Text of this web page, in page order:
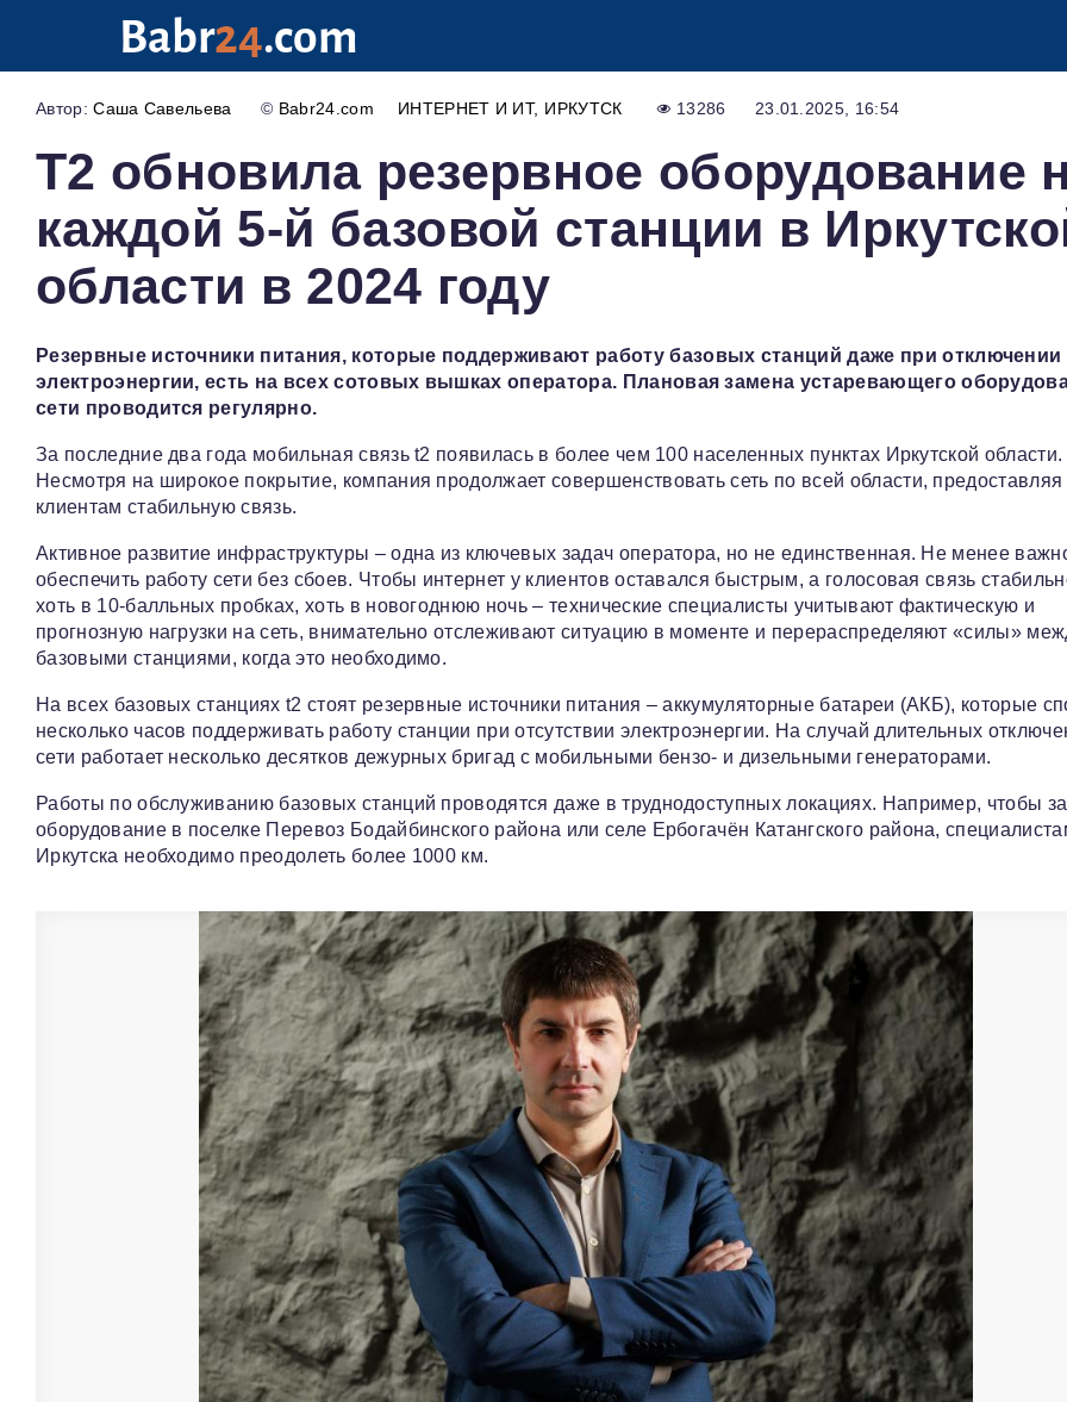
Babr24.com
Саша Савельева © Babr24.com ИНТЕРНЕТ И ИТ ИРКУТСК 13286 23.01.2025, 16:54
T2 обновила резервное оборудование
каждой 5-й базовой станции в
области в 2024 году
Резервные источники питания, которые поддерживают работу базовых станций даже при отключении
электроэнергии, есть на всех сотовых вышках оператора. Плановая замена устаревающего
сети проводится регулярно.
За последние два года мобильная связь t2 появилась в более чем 100 населенных пунктах Иркутской области.
Несмотря на широкое покрытие, компания продолжает совершенствовать сеть по всей области, предоставляя
клиентам стабильную связь.
Активное развитие инфраструктуры – одна из ключевых задач оператора, но не единственная. Не менее
обеспечить работу сети без сбоев. Чтобы интернет у клиентов оставался быстрым, а голосовая связь
хоть в 10-балльных пробках, хоть в новогоднюю ночь – технические специалисты учитывают фактическую и
прогнозную нагрузки на сеть, внимательно отслеживают ситуацию в моменте и перераспределяют «силы»
базовыми станциями, когда это необходимо.
На всех базовых станциях t2 стоят резервные источники питания – аккумуляторные батареи (АКБ), которые
несколько часов поддерживать работу станции при отсутствии электроэнергии. На случай длительных
сети работает несколько десятков дежурных бригад с мобильными бензо- и дизельными генераторами.
Работы по обслуживанию базовых станций проводятся даже в труднодоступных локациях. Например, чтобы
оборудование в поселке Перевоз Бодайбинского района или селе Ербогачён Катангского района,
Иркутска необходимо преодолеть более 1000 км.